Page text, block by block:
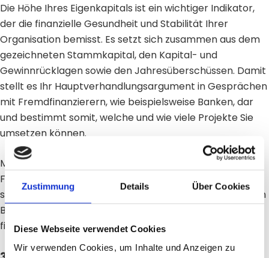
Zustimmung Details Über Cookies
Diese Webseite verwendet Cookies
Wir verwenden Cookies, um Inhalte und Anzeigen zu
Die Höhe Ihres Eigenkapitals ist ein wichtiger Indikator,
der die finanzielle Gesundheit und Stabilität Ihrer
Organisation bemisst. Es setzt sich zusammen aus dem
gezeichneten Stammkapital, den Kapital- und
Gewinnrücklagen sowie den Jahresüberschüssen. Damit
stellt es Ihr Hauptverhandlungsargument in Gesprächen
mit Fremdfinanzierern, wie beispielsweise Banken, dar
und bestimmt somit, welche und wie viele Projekte Sie
umsetzen können.
Mit Xavin erhalten Sie eine eigenkapitalähnliche
Finanzierung und können somit Ihr eigenes Kapital
schonen. Die Mischform ermöglicht Ihnen, die Lücke zum
Bankdarlehen zu schließen oder höhere Volumen zu
finanzieren.